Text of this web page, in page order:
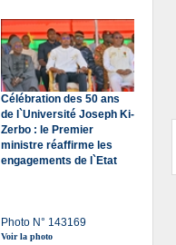
Célébration des 50 ans
de l`Université Joseph Ki-
Zerbo : le Premier
ministre réaffirme les
engagements de l`Etat
Photo N° 143169
Voir la photo